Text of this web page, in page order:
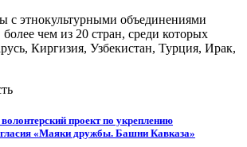
с этнокультурными объединениями
более чем из 20 стран, среди которых
Киргизия, Узбекистан, Турция, Ирак,
проект по укреплению
«Маяки дружбы. Башни Кавказа»